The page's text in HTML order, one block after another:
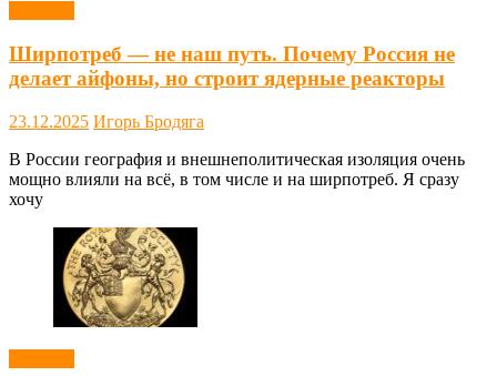
Ширпотреб — не наш путь. Почему Россия не
делает айфоны, но строит ядерные реакторы
23.12.2025 Игорь Бродяга
В России география и внешнеполитическая изоляция очень
мощно влияли на всё, в том числе и на ширпотреб. Я сразу
хочу